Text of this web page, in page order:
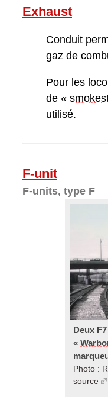
Exhaust
Conduit
gaz de
Pour les
de «
utilisé.
F-unit
F-units, type F
Deux
«
Photo :
source